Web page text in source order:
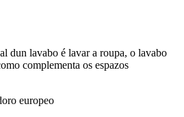
dun lavabo é lavar a roupa, o lavabo
complementa os espazos